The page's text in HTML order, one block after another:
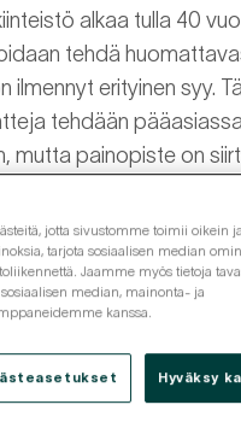
alkaa tulla 40
tehdä
ilmennyt erityinen syy.
tehdään
mutta painopiste on
aloitus
todetulle
ei ole tehty ennakoiden,
tapauksessa todeta
Nykyisin
jotta sivustomme toimii oikein
tarjota sosiaalisen median
Jaamme myös tietoja
median, mainonta- ja
kanssa.
Hyväksy